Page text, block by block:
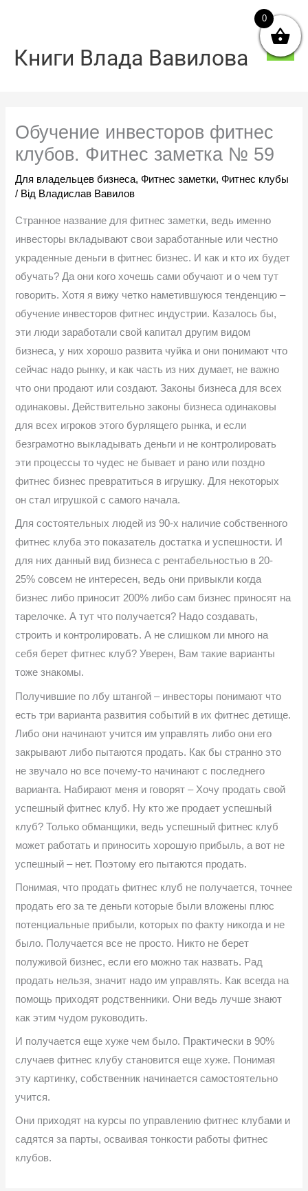
Книги Влада Вавилова
Обучение инвесторов фитнес
клубов. Фитнес заметка № 59
Для владельцев бизнеса,Фитнес заметки,Фитнес клубы
/ Від Владислав Вавилов
Странное название для фитнес заметки, ведь именно
инвесторы вкладывают свои заработанные или честно
украденные деньги в фитнес бизнес. И как и кто их будет
обучать? Да они кого хочешь сами обучают и о чем тут
говорить. Хотя я вижу четко наметившуюся тенденцию –
обучение инвесторов фитнес индустрии. Казалось бы,
эти люди заработали свой капитал другим видом
бизнеса, у них хорошо развита чуйка и они понимают что
сейчас надо рынку, и как часть из них думает, не важно
что они продают или создают. Законы бизнеса для всех
одинаковы. Действительно законы бизнеса одинаковы
для всех игроков этого бурлящего рынка, и если
безграмотно выкладывать деньги и не контролировать
эти процессы то чудес не бывает и рано или поздно
фитнес бизнес превратиться в игрушку. Для некоторых
он стал игрушкой с самого начала.
Для состоятельных людей из 90-х наличие собственного
фитнес клуба это показатель достатка и успешности. И
для них данный вид бизнеса с рентабельностью в 20-
25% совсем не интересен, ведь они привыкли когда
бизнес либо приносит 200% либо сам бизнес приносят на
тарелочке. А тут что получается? Надо создавать,
строить и контролировать. А не слишком ли много на
себя берет фитнес клуб? Уверен, Вам такие варианты
тоже знакомы.
Получившие по лбу штангой – инвесторы понимают что
есть три варианта развития событий в их фитнес детище.
Либо они начинают учится им управлять либо они его
закрывают либо пытаются продать. Как бы странно это
не звучало но все почему-то начинают с последнего
варианта. Набирают меня и говорят – Хочу продать свой
успешный фитнес клуб. Ну кто же продает успешный
клуб? Только обманщики, ведь успешный фитнес клуб
может работать и приносить хорошую прибыль, а вот не
успешный – нет. Поэтому его пытаются продать.
Понимая, что продать фитнес клуб не получается, точнее
продать его за те деньги которые были вложены плюс
потенциальные прибыли, которых по факту никогда и не
было. Получается все не просто. Никто не берет
полуживой бизнес, если его можно так назвать. Рад
продать нельзя, значит надо им управлять. Как всегда на
помощь приходят родственники. Они ведь лучше знают
как этим чудом руководить.
И получается еще хуже чем было. Практически в 90%
случаев фитнес клубу становится еще хуже. Понимая
эту картинку, собственник начинается самостоятельно
учится.
Они приходят на курсы по управлению фитнес клубами и
садятся за парты, осваивая тонкости работы фитнес
клубов.
0